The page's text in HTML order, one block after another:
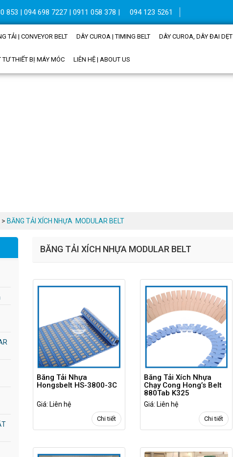
853 | 094 698 7227 | 0911 058 378 | 094 123 5261
TẢI | CONVEYOR BELT DÂY CUROA | TIMING BELT DÂY CUROA, DÂY ĐAI DẸT
TƯ THIẾT BỊ MÁY MÓC LIÊN HỆ | ABOUT US
> BĂNG TẢI XÍCH NHỰA  MODULAR BELT
BĂNG TẢI XÍCH NHỰA MODULAR BELT
Băng Tải Nhựa
Hongsbelt HS-3800-3C
Giá: Liên hệ
Chi tiết
Băng Tải Xích Nhựa
Chạy Cong Hong’s Belt
880Tab K325
Giá: Liên hệ
Chi tiết